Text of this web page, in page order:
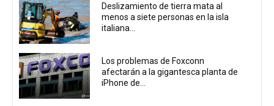
Deslizamiento de tierra mata al
menos a siete personas en la isla
italiana...
Los problemas de Foxconn
afectarán a la gigantesca planta de
iPhone de...